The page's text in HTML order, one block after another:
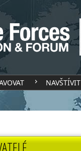
NAVŠTÍVIT